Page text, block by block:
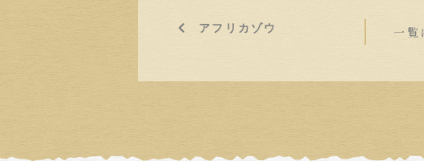
アフリカゾウ 一覧